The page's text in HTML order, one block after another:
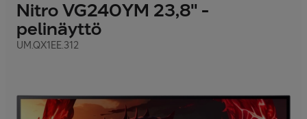
Nitro VG240YM 23,8" -
pelinäyttö
UM.QX1EE.312